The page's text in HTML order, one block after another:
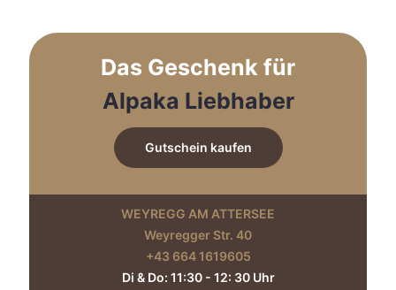
Das Geschenk für
Alpaka Liebhaber
Gutschein kaufen
WEYREGG AM ATTERSEE
Weyregger Str. 40
+43 664 1619605‬
Di & Do: 11:30 - 12: 30 Uhr